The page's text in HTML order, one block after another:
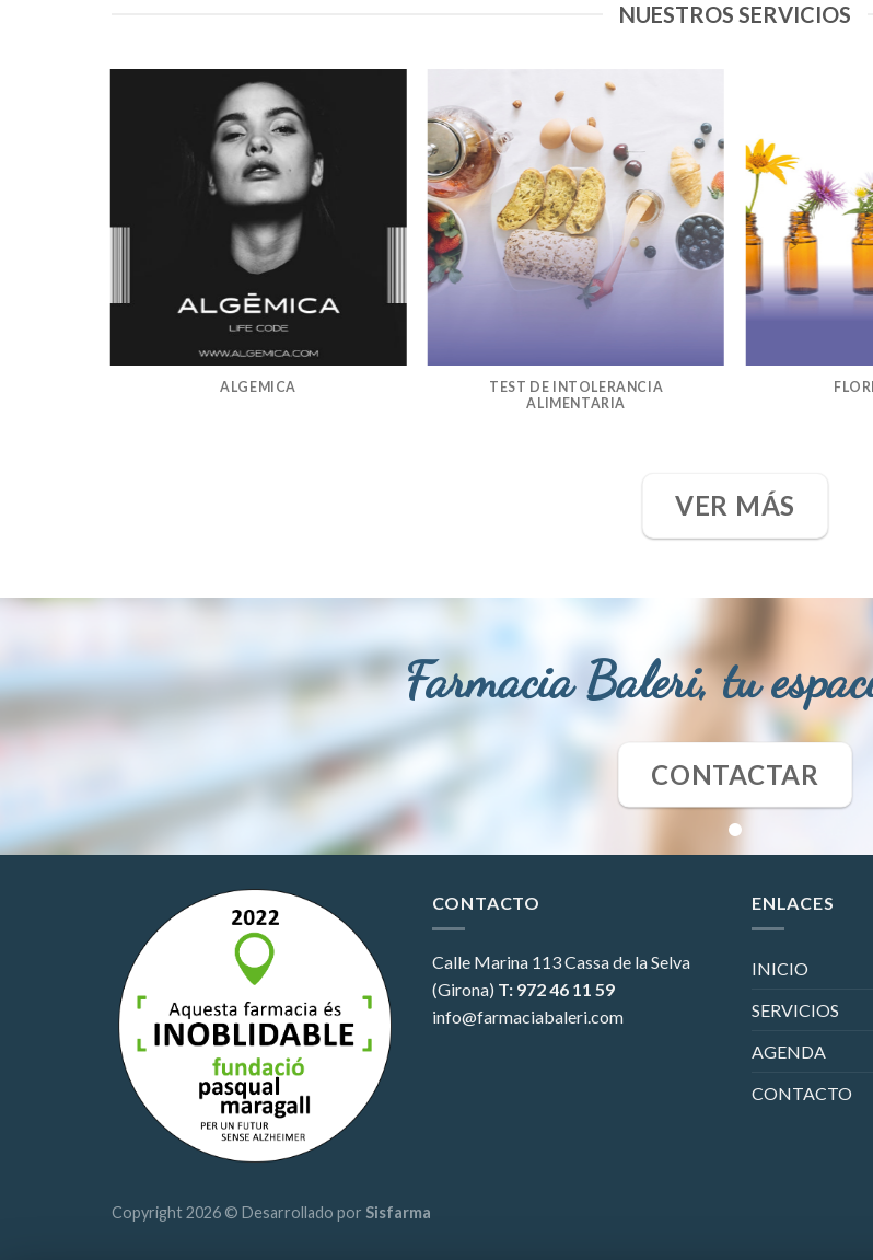
NUESTROS SERVICIOS
ALGEMICA
TEST DE INTOLERANCIA
ALIMENTARIA
VER MÁS
Farmacia Baleri, tu
CONTACTAR
CONTACTO
Calle Marina 113Cassa de la Selva
(Girona) T: 972 46 11 59
info@farmaciabaleri.com
ENLACES
INICIO
SERVICIOS
AGENDA
CONTACTO
Copyright 2026 © Desarrollado por Sisfarma